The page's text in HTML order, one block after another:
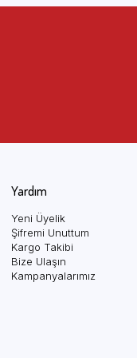
Yardım
Yeni Üyelik
Şifremi Unuttum
Kargo Takibi
Bize Ulaşın
Kampanyalarımız